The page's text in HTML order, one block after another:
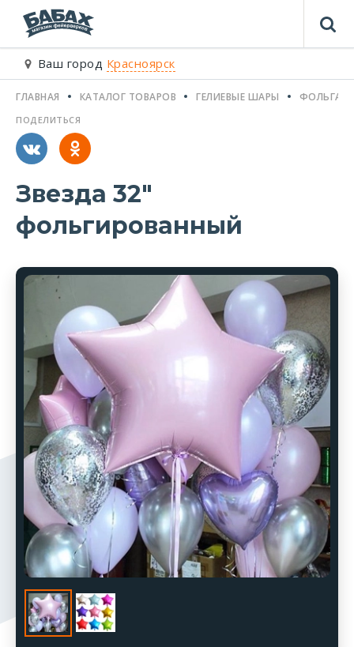
Ваш город Красноярск
ГЛАВНАЯ КАТАЛОГ ТОВАРОВ ГЕЛИЕВЫЕ ШАРЫ ФОЛЬГА
Звезда 32"
фольгированный
ПОДЕЛИТЬСЯ